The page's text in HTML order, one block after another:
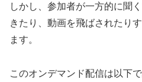
しかし、参加者が一方的に聞
きたり、動画を飛ばされたり
ます。
このオンデマンド配信は以下